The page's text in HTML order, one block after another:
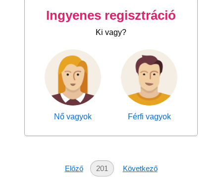
Ingyenes regisztráció
Ki vagy?
Nő vagyok Férfi vagyok
Előző 201 Következő